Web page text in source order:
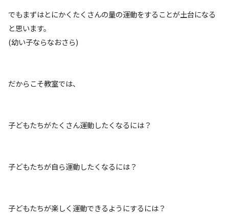
でもまずはとにかくたくさんの量の運動をすることが土台になる
と思います。
(幼い子ならなおさら)
だからこそ教室では、
子どもたちがたくさん運動したくなるには？
子どもたちが自ら運動したくなるには？
子どもたちが楽しく運動できるようにするには？